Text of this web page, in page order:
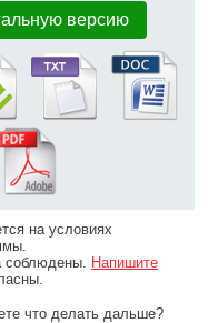
версию
на условиях
соблюдены. Напишите
что делать дальше?